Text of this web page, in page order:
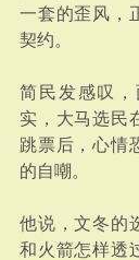
一套的歪风，
契约。
简民发感叹
实，大马选民
跳票后，心情
的自嘲。
他说，文冬的
和火箭怎样透